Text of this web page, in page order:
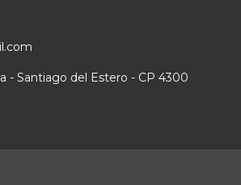
- Santiago del Estero - CP 4300